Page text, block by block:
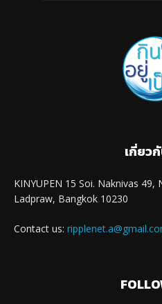
เกี่ยว
KINYUPEN 15 Soi. Naknivas 49,
Ladpraw, Bangkok 10230
Contact us: